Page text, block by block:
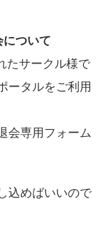
ついて
たサークル様で
ータルをご利用
会専用フォーム
込めばいいので